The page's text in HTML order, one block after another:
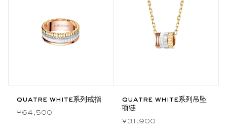
quatre white系列戒指
¥64,500
quatre white系列吊坠
项链
¥31,900